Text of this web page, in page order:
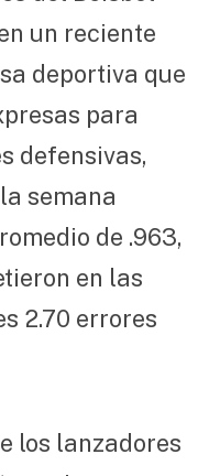
un reciente
deportiva que
para
defensivas,
semana
de .963,
en las
2.70 errores
los lanzadores